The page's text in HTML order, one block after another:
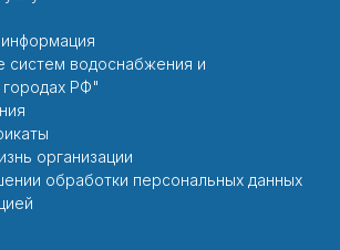
систем водоснабжения и
РФ"
организации
обработки персональных данных